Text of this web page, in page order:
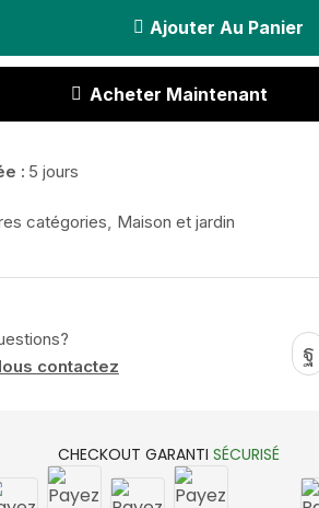
Ajouter Au Panier
Acheter Maintenant
: 5 jours
catégories, Maison et jardin
contactez
CHECKOUT GARANTISÉCURISÉ